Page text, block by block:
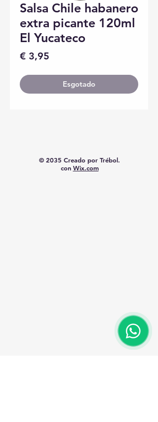
Salsa Chile habanero
extra picante 120ml
El Yucateco
€ 3,95
Esgotado
© 2035 Creado por Trébol.
con Wix.com